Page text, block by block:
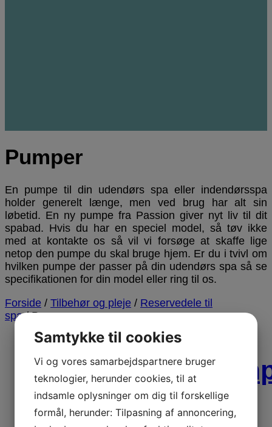
Pumper
En pumpe til din udendørs spa eller indendørsspa
holder generelt længe, men ved brug har alt sin
løbetid. En ny pumpe fra Passion giver nyt liv til dit
spabad. Hvis du har en speciel model, så tøv ikke
med at kontakte os så vil vi forsøge at skaffe lige
netop den pumpe du skal bruge hjem. Er du i tvivl om
hvilken pumpe der passer på din udendørs spa så se
specifikationen for din model eller ring til os.
Forside / Tilbehør og pleje / Reservedele til
spa/ Pumper
Laing
pumpe
AP300-
Samtykke til cookies
Vi og vores samarbejdspartnere bruger
teknologier, herunder cookies, til at
indsamle oplysninger om dig til forskellige
formål, herunder: Tilpasning af annoncering,